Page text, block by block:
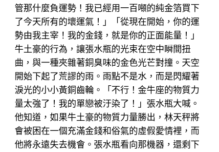
管那什麼負運勢！我已經用一百噸的純金箔買下
了今天所有的壞運氣！」「從現在開始，你的運
勢由我主宰！我的金錢，就是你的正面能量！」
牛土豪的行為，讓張水瓶的光束在空中瞬間扭
曲，與一種夾雜著銅臭味的金色光芒對撞。天空
開始下起了荒謬的雨。雨點不是水，而是閃耀著
淚光的小小黃銅齒輪。「不行！金牛座的物質力
量太強了！我的單戀被汙染了！」張水瓶大喊。
他知道，如果牛土豪的物質力量勝出，林天秤將
會被困在一個充滿金錢和俗氣的虛假愛情裡，而
他將永遠失去機會。張水瓶看向那機器，還剩下